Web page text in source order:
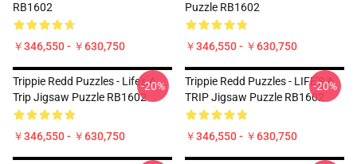
RB1602
￥346,550 - ￥630,750
Puzzle RB1602
￥346,550 - ￥630,750
Trippie Redd Puzzles - Life's A
Trip Jigsaw Puzzle RB1602
￥346,550 - ￥630,750
-20%
Trippie Redd Puzzles - LIFE'S A
TRIP Jigsaw Puzzle RB1602
￥346,550 - ￥630,750
-20%